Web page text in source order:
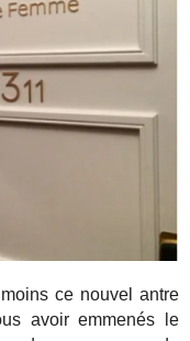
ce nouvel antre
avoir emmenés le